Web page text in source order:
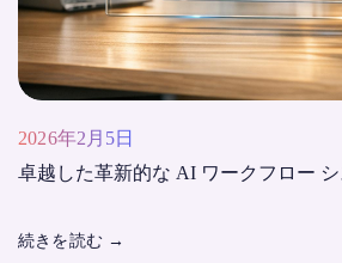
2026年2月5日
卓越した革新的な AI ワークフロー シ
続きを読む →